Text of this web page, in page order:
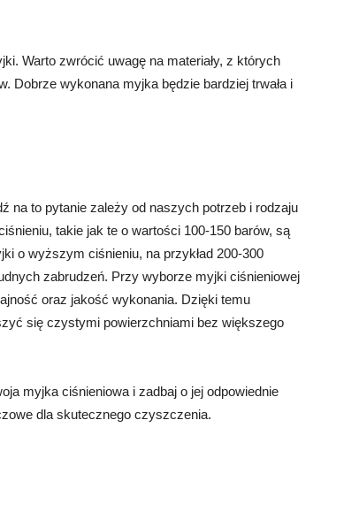
Warto zwrócić uwagę na materiały, z których
Dobrze wykonana myjka będzie bardziej trwała i
na to pytanie zależy od naszych potrzeb i rodzaju
takie jak te o wartości 100-150 barów, są
o wyższym ciśnieniu, na przykład 200-300
zabrudzeń. Przy wyborze myjki ciśnieniowej
oraz jakość wykonania. Dzięki temu
się czystymi powierzchniami bez większego
myjka ciśnieniowa i zadbaj o jej odpowiednie
dla skutecznego czyszczenia.